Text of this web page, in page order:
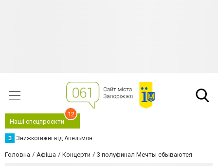
Наші спецпроєкти
12
З Знижкотижні від Апельмон
Головна Афіша Концерти 3 полуфинал Мечты сбываются